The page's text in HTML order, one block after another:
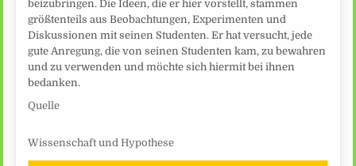
beizubringen. Die Ideen, die er hier vorstellt, stammen
größtenteils aus Beobachtungen, Experimenten und
Diskussionen mit seinen Studenten. Er hat versucht, jede
gute Anregung, die von seinen Studenten kam, zu bewahren
und zu verwenden und möchte sich hiermit bei ihnen
bedanken.
Quelle
Wissenschaft und Hypothese